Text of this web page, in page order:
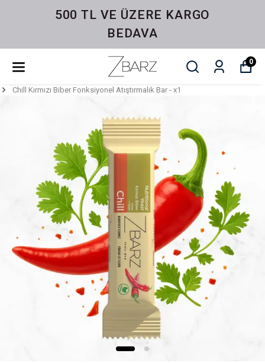
500 TL VE ÜZERE KARGO
BEDAVA
0
Chill Kırmızı Biber Fonksiyonel Atıştırmalık Bar - x1